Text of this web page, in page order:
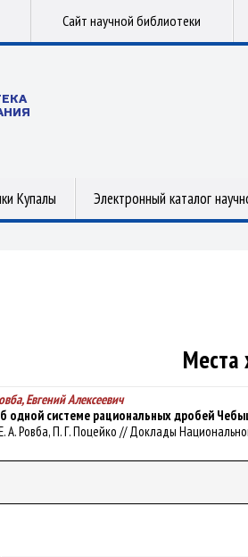
Сайт научной библиотеки
Купалы Электронный каталог
Места
Евгений Алексеевич
одной системе рациональных дробей
А. Ровба, П. Г. Поцейко // Доклады